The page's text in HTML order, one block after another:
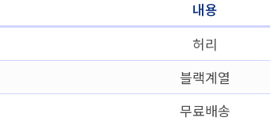
내용
허리
블랙계열
무료배송